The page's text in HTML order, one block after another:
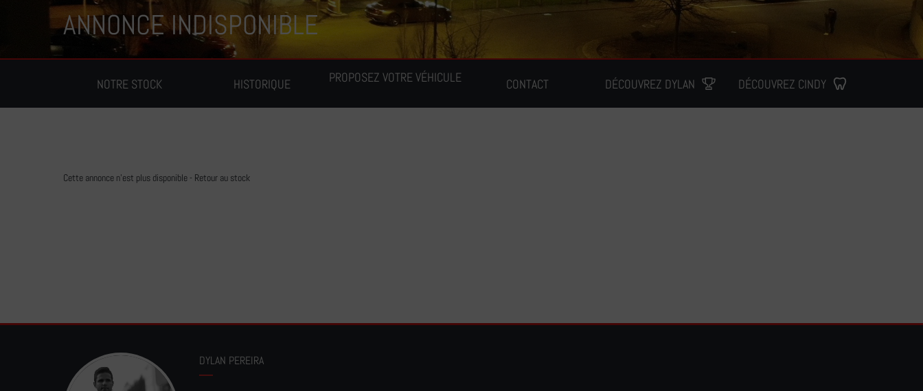
NOTRE STOCK HISTORIQUE PROPOSEZ VOTRE VÉHICULE CONTACT DÉCOUVREZ DYLAN DÉCOUVREZ CINDY
ANNONCE INDISPONIBLE
Cette annonce n'est plus disponible - Retour au stock
DYLAN PEREIRA